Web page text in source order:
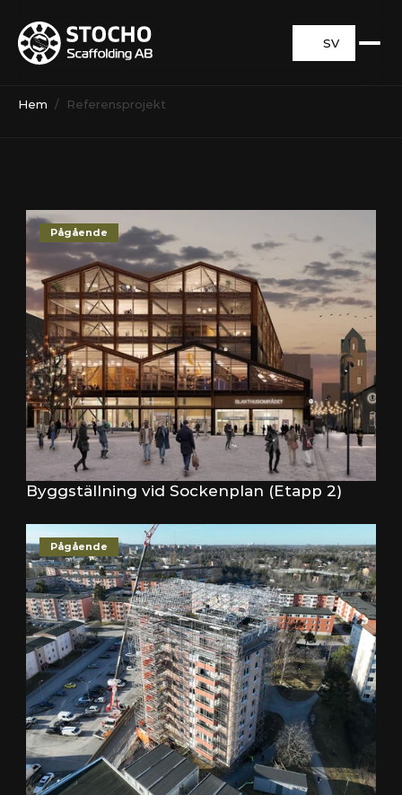
SV
Hem /  Referensprojekt
Pågående
Byggställning vid Sockenplan (Etapp 2)
Pågående